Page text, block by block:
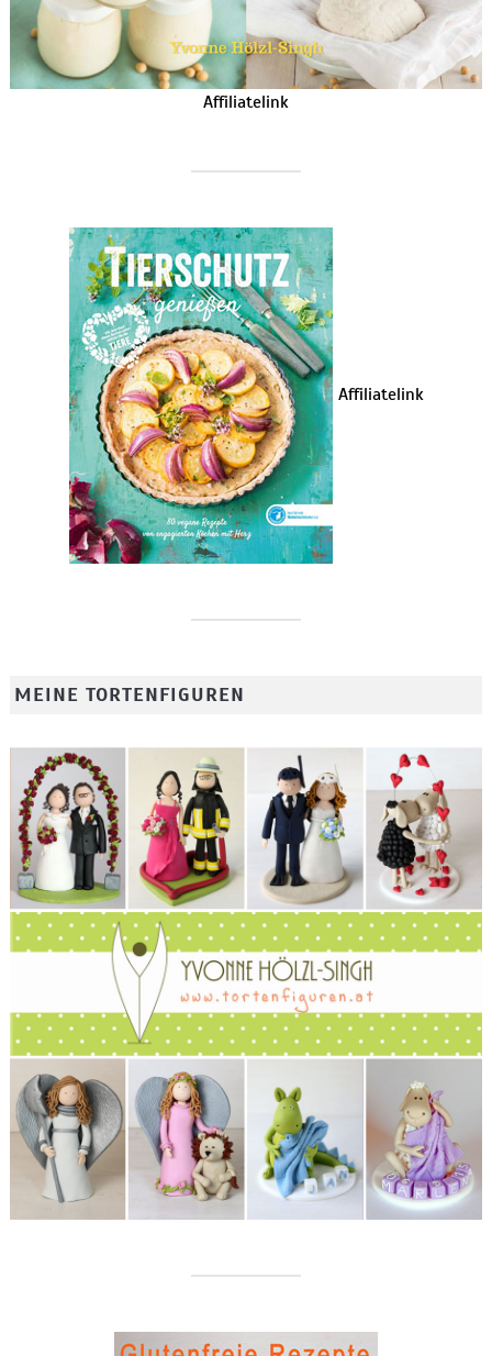
Affiliatelink
Affiliatelink
MEINE TORTENFIGUREN